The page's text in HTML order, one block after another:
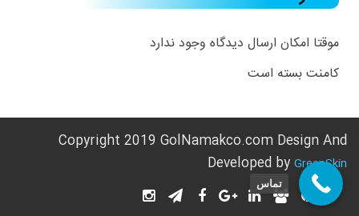
موقتا امکان ارسال دیدگاه وجود ندارد
کامنت بسته است
Copyright 2019 GolNamakco.com Design And
Developed by GreenSkin
تماس